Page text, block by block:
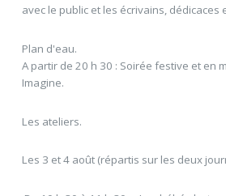
avec le public et les écrivains, dédicaces
Plan d'eau.
A partir de 20 h 30 : Soirée festive et en
Imagine.
Les ateliers.
Les 3 et 4 août (répartis sur les deux